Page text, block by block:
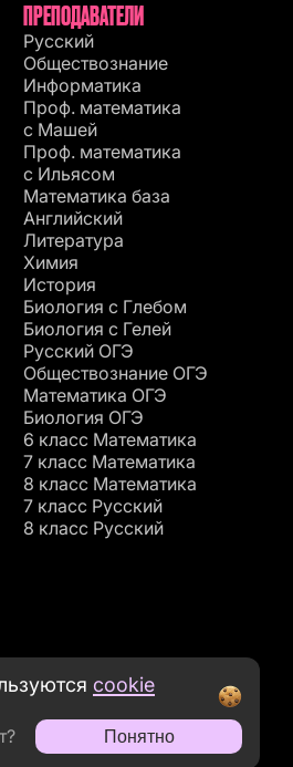
ПРЕПОДАВАТЕЛИ
Русский
Обществознание
Информатика
Проф. математика
с Машей
Проф. математика
c Ильясом
Математика база
Английский
Литература
Химия
История
Биология с Глебом
Биология с Гелей
Русский ОГЭ
Обществознание ОГЭ
Математика ОГЭ
Биология ОГЭ
6 класс Математика
7 класс Математика
8 класс Математика
7 класс Русский
8 класс Русский
cookie
Понятно